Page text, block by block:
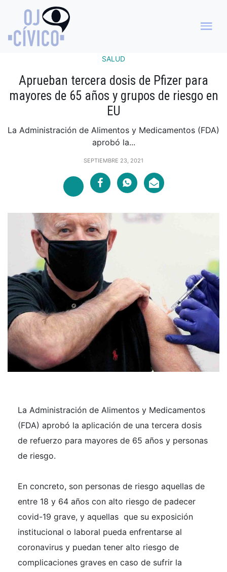
SALUD
Aprueban tercera dosis de Pfizer para
mayores de 65 años y grupos de riesgo en
EU
La Administración de Alimentos y Medicamentos (FDA)
aprobó la...
SEPTIEMBRE 23, 2021
La Administración de Alimentos y Medicamentos
(FDA) aprobó la aplicación de una tercera dosis
de refuerzo para mayores de 65 años y personas
de riesgo.
En concreto, son personas de riesgo aquellas de
entre 18 y 64 años con alto riesgo de padecer
covid-19 grave, y aquellas que su exposición
institucional o laboral pueda enfrentarse al
coronavirus y puedan tener alto riesgo de
complicaciones graves en caso de sufrir la